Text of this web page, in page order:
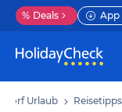
% Deals App
Urlaub